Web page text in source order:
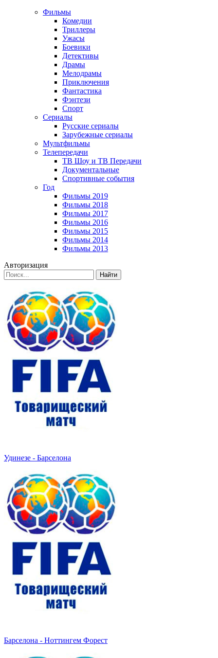
Фильмы
Комедии
Триллеры
Ужасы
Боевики
Детективы
Драмы
Мелодрамы
Приключения
Фантастика
Фэнтези
Спорт
Сериалы
Русские сериалы
Зарубежные сериалы
Мультфильмы
Телепередачи
ТВ Шоу и ТВ Передачи
Документальные
Спортивные события
Год
Фильмы 2019
Фильмы 2018
Фильмы 2017
Фильмы 2016
Фильмы 2015
Фильмы 2014
Фильмы 2013
Авторизация
Найти
Удинезе - Барселона
Барселона - Ноттингем Форест